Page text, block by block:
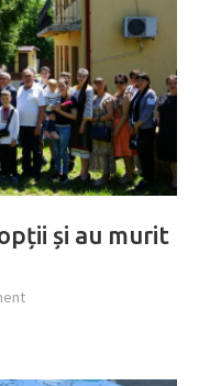
și au murit